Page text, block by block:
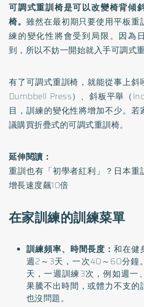
可調式重訓椅是可以改變椅背傾
椅。 雖然在最初期只要使用平板重
練的變化性將會受到局限。因為
到，所以不妨一開始就入手可調式重
有了可調式重訓椅，就能從事上
Dumbbell Press）、斜板平舉（
目，訓練的變化性將增加不少。若
議購買折疊式的可調式重訓椅。
延伸閱讀：
重訓也有「初學者紅利」？日本重
增長速度飆10倍
在家訓練的訓練菜單
訓練頻率、時間長度：和在健
週2～3天，一次40～60分鐘
天，一週訓練3次，例如週一
果騰不出時間，或體力不支的
也沒問題。